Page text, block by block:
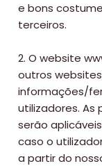
e bons
terceiros.
2. O website
outros
informações/
utilizadores. As
serão
caso o
a partir do